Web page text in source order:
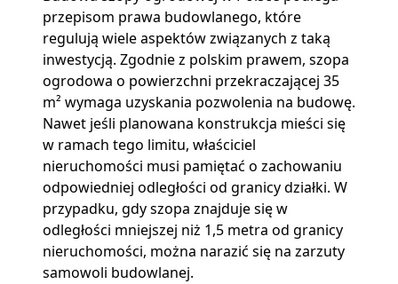
przepisom prawa budowlanego, które
regulują wiele aspektów związanych z taką
inwestycją. Zgodnie z polskim prawem, szopa
ogrodowa o powierzchni przekraczającej 35
m² wymaga uzyskania pozwolenia na budowę.
Nawet jeśli planowana konstrukcja mieści się
w ramach tego limitu, właściciel
nieruchomości musi pamiętać o zachowaniu
odpowiedniej odległości od granicy działki. W
przypadku, gdy szopa znajduje się w
odległości mniejszej niż 1,5 metra od granicy
nieruchomości, można narazić się na zarzuty
samowoli budowlanej.